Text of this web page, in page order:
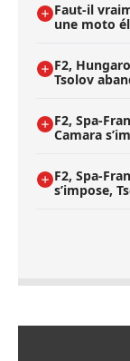
Faut-il
une moto
F2,
Tsolov
F2, Spa-
Camara
F2, Spa-
s’impose,